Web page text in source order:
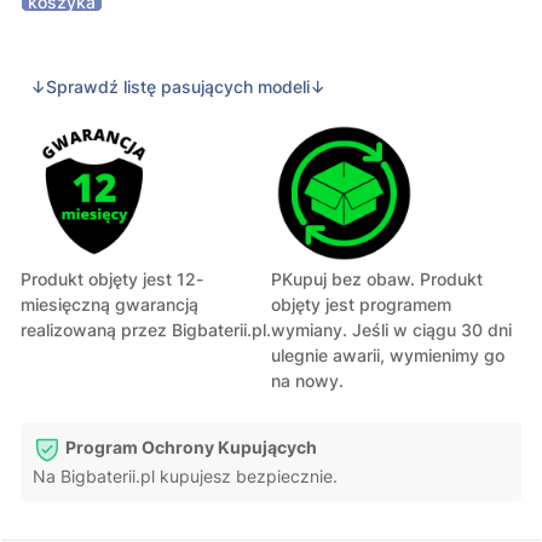
↓Sprawdź listę pasujących modeli↓
Produkt objęty jest 12-
miesięczną gwarancją
realizowaną przez Bigbaterii.pl.
PKupuj bez obaw. Produkt
objęty jest programem
wymiany. Jeśli w ciągu 30 dni
ulegnie awarii, wymienimy go
na nowy.
Program Ochrony Kupujących
Na Bigbaterii.pl kupujesz bezpiecznie.